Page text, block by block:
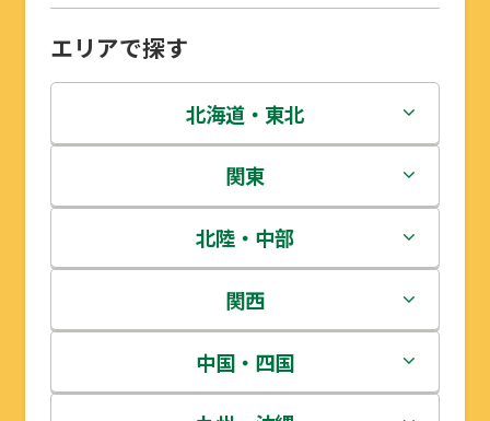
エリアで探す
北海道・東北
北海道
青森県
岩手県
宮城県
関東
茨城県
栃木県
群馬県
北陸・中部
新潟県
富山県
関西
三重県
中国・四国